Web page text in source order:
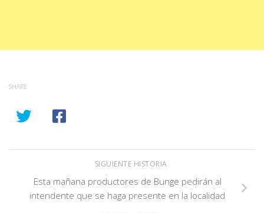
SHARE
SIGUIENTE HISTORIA
Esta mañana productores de Bunge pedirán al
intendente que se haga presente en la localidad